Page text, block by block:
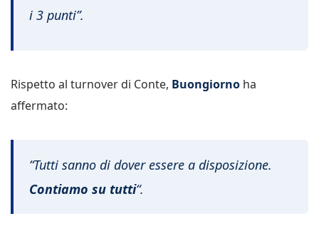
i 3 punti”.
Rispetto al turnover di Conte, Buongiorno ha
affermato:
“Tutti sanno di dover essere a disposizione.
Contiamo su tutti“.